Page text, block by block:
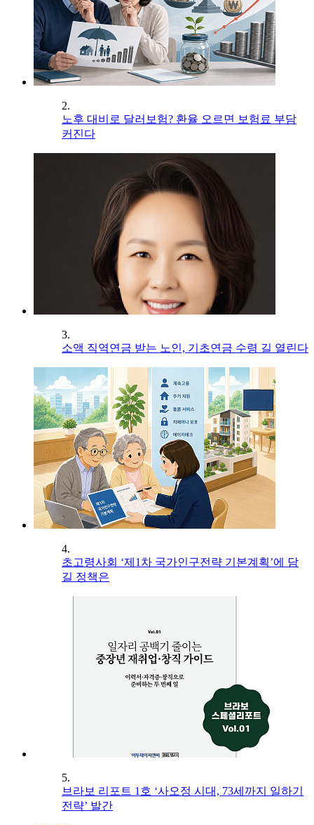
2.
노후 대비로 달러보험? 환율 오르면 보험료 부담
커진다
3.
소액 직역연금 받는 노인, 기초연금 수령 길 열린다
4.
초고령사회 ‘제1차 국가인구전략 기본계획’에 담
길 정책은
5.
브라보 리포트 1호 ‘사오정 시대, 73세까지 일하기
전략’ 발간